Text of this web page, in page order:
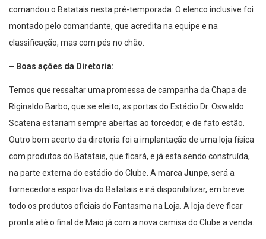
comandou o Batatais nesta pré-temporada. O elenco inclusive foi
montado pelo comandante, que acredita na equipe e na
classificação, mas com pés no chão.
– Boas ações da Diretoria:
Temos que ressaltar uma promessa de campanha da Chapa de
Riginaldo Barbo, que se eleito, as portas do Estádio Dr. Oswaldo
Scatena estariam sempre abertas ao torcedor, e de fato estão.
Outro bom acerto da diretoria foi a implantação de uma loja física
com produtos do Batatais, que ficará, e já esta sendo construída,
na parte externa do estádio do Clube. A marcaJunpe, será a
fornecedora esportiva do Batatais e irá disponibilizar, em breve
todo os produtos oficiais do Fantasma na Loja. A loja deve ficar
pronta até o final de Maio já com a nova camisa do Clube a venda.